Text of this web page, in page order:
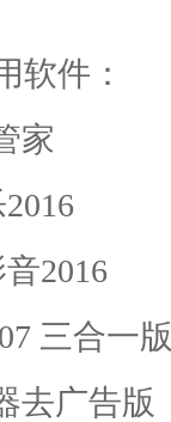
软件：
家
2016
三合一版
去广告版